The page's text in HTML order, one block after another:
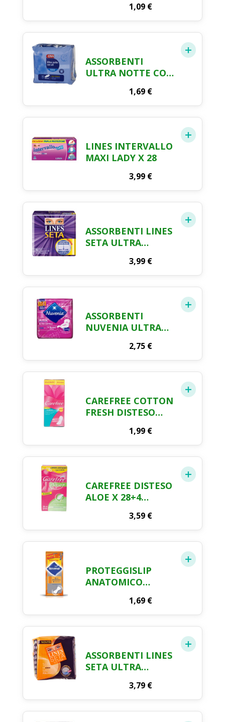
1,09 €
ASSORBENTI
ULTRA NOTTE CON
1,69 €
LINES INTERVALLO
MAXI LADY X 28
3,99 €
ASSORBENTI LINES
SETA ULTRA
3,99 €
ASSORBENTI
NUVENIA ULTRA
NORMAL X 14 PEZZI
2,75 €
CAREFREE COTTON
FRESH DISTESO
1,99 €
CAREFREE DISTESO
ALOE X 28+4
3,59 €
PROTEGGISLIP
ANATOMICO
NUVENIA X 18 + 4
1,69 €
ASSORBENTI LINES
SETA ULTRA
LEGGERI X 16
3,79 €